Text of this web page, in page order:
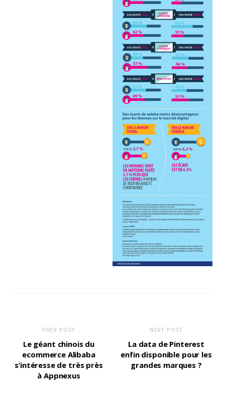
PREV POST
Le géant chinois du
ecommerce Alibaba
s’intéresse de très près
à Appnexus
NEXT POST
La data de Pinterest
enfin disponible pour les
grandes marques ?